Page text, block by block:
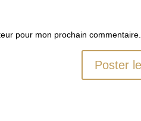
pour mon prochain commentaire.